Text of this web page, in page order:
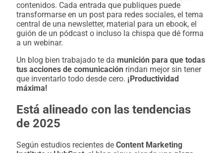
contenidos. Cada entrada que publiques puede
transformarse en un post para redes sociales, el tema
central de una newsletter, material para un ebook, el
guión de un pódcast o incluso la chispa que dé forma
a un webinar.
Un blog bien trabajado te da munición para que todas
tus acciones de comunicación rindan mejor sin tener
que inventarlo todo desde cero. ¡Productividad
máxima!
Está alineado con las tendencias
de 2025
Según estudios recientes de Content Marketing